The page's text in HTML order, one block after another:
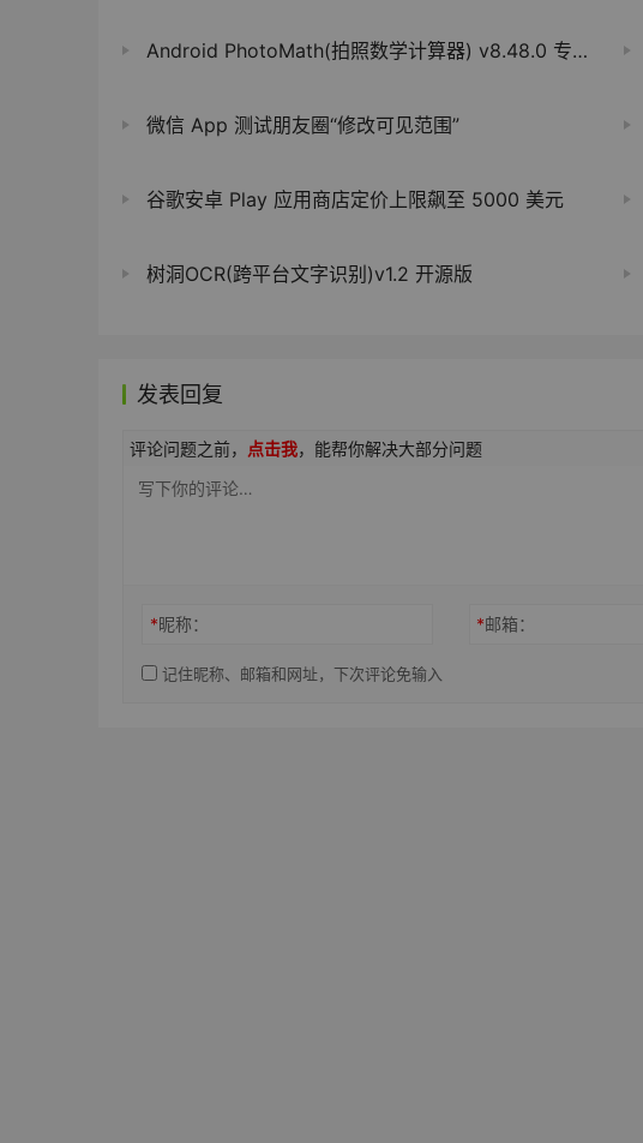
Android PhotoMath(拍照数学计算器) v8.48.0 专业版
微信 App 测试朋友圈“修改可见范围”
谷歌安卓 Play 应用商店定价上限飙至 5000 美元
树洞OCR(跨平台文字识别)v1.2 开源版
发表回复
评论问题之前， 点击我，能帮你解决大部分问题
*昵称： *邮箱：
记住昵称、邮箱和网址，下次评论免输入